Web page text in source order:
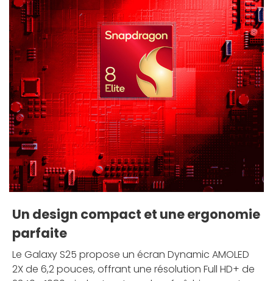
Un design compact et une ergonomie
parfaite
Le Galaxy S25 propose un écran Dynamic AMOLED
2X de 6,2 pouces, offrant une résolution Full HD+ de